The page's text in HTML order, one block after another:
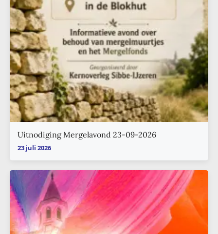
Uitnodiging Mergelavond 23-09-2026
23 juli 2026